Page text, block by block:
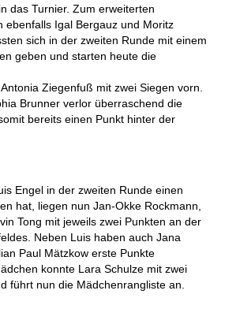
das Turnier. Zum erweiterten
ebenfalls Igal Bergauz und Moritz
sich in der zweiten Runde mit einem
geben und starten heute die
Ziegenfuß mit zwei Siegen vorn.
Brunner verlor überraschend die
bereits einen Punkt hinter der
Engel in der zweiten Runde einen
hat, liegen nun Jan-Okke Rockmann,
Tong mit jeweils zwei Punkten an der
Neben Luis haben auch Jana
Paul Mätzkow erste Punkte
konnte Lara Schulze mit zwei
führt nun die Mädchenrangliste an.